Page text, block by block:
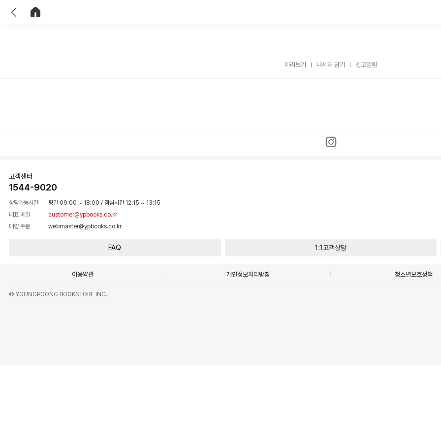
미리보기 내서재 담기 입고알림
고객센터
1544-9020
상담가능시간 평일 09:00 ~ 18:00 / 점심시간 12:15 ~ 13:15
대표 메일
customer@ypbooks.co.kr
대량 주문
webmaster@ypbooks.co.kr
FAQ 1:1고객상담
이용약관 개인정보처리방침 청소년보호정책
© YOUNGPOONG BOOKSTORE INC.